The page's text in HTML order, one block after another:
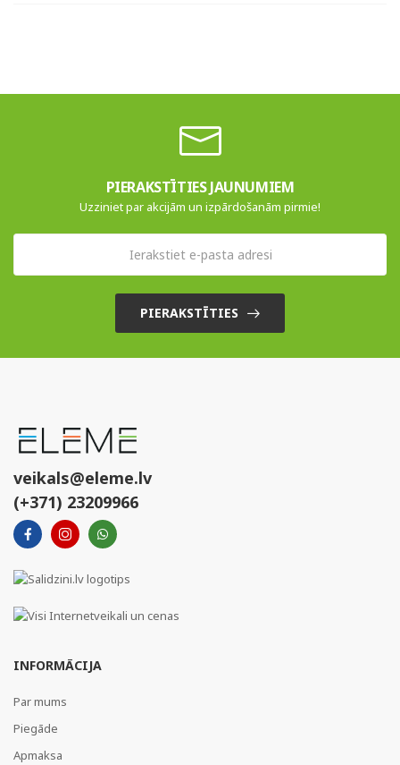
PIERAKSTĪTIES JAUNUMIEM
Uzziniet par akcijām un izpārdošanām pirmie!
PIERAKSTĪTIES
veikals@eleme.lv
(+371) 23209966
INFORMĀCIJA
Par mums
Piegāde
Apmaksa